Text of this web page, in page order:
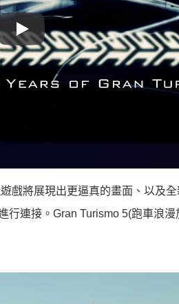
Play
戲將展現出更逼真的畫面、以及
連接。Gran Turismo 5(跑車浪